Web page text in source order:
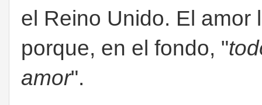
el Reino Unido. El amor
porque, en el fondo, "
amor".